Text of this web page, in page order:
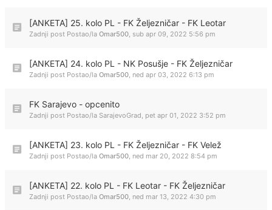
[ANKETA] 25. kolo PL - FK Željezničar - FK Leotar
Zadnji post Postao/la Omar500, sub apr 09, 2022 5:56 pm
[ANKETA] 24. kolo PL - NK Posušje - FK Željezničar
Zadnji post Postao/la Omar500, ned apr 03, 2022 6:13 pm
FK Sarajevo - opcenito
Zadnji post Postao/la SarajevoGrad, pet apr 01, 2022 3:52 pm
[ANKETA] 23. kolo PL - FK Željezničar - FK Velež
Zadnji post Postao/la Omar500, ned mar 20, 2022 8:54 pm
[ANKETA] 22. kolo PL - FK Leotar - FK Željezničar
Zadnji post Postao/la Omar500, ned mar 13, 2022 4:30 pm